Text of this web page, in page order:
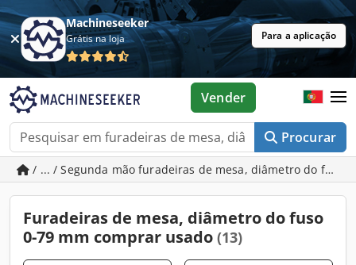
Machineseeker
Grátis na loja Para a aplicação
Procurar
Vender
/ ... / Segunda mão furadeiras de mesa, diâmetro do fuso
Furadeiras de mesa, diâmetro do fuso
0-79 mm comprar usado (13)